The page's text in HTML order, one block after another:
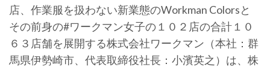
店、作業服を扱わない新業態のWorkman Colorsと
その前身の#ワークマン女子の１０２店の合計１０
６３店舗を展開する株式会社ワークマン（本社：群
馬県伊勢崎市、代表取締役社長：小濱英之）は、株